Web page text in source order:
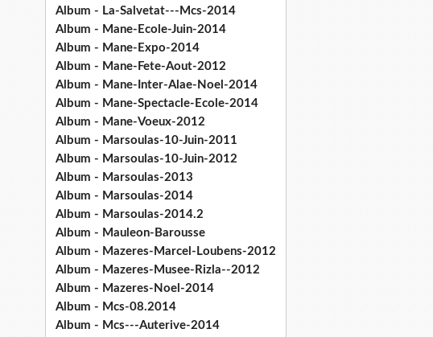
Album - La-Salvetat---Mcs-2014
Album - Mane-Ecole-Juin-2014
Album - Mane-Expo-2014
Album - Mane-Fete-Aout-2012
Album - Mane-Inter-Alae-Noel-2014
Album - Mane-Spectacle-Ecole-2014
Album - Mane-Voeux-2012
Album - Marsoulas-10-Juin-2011
Album - Marsoulas-10-Juin-2012
Album - Marsoulas-2013
Album - Marsoulas-2014
Album - Marsoulas-2014.2
Album - Mauleon-Barousse
Album - Mazeres-Marcel-Loubens-2012
Album - Mazeres-Musee-Rizla--2012
Album - Mazeres-Noel-2014
Album - Mcs-08.2014
Album - Mcs---Auterive-2014